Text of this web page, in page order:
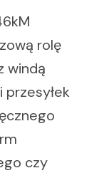
rolę
windą
przesyłek
czy